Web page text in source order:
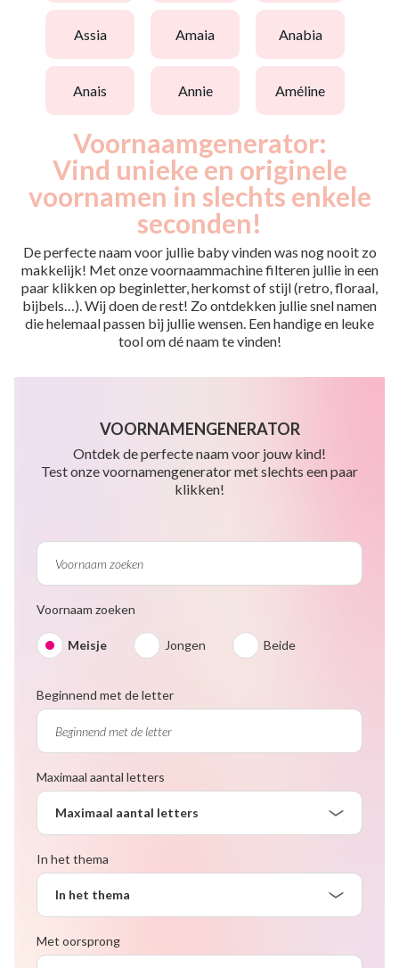
assia amaia anabia
anais annie améline
Voornaamgenerator:
Vind unieke en originele
voornamen in slechts enkele
seconden!
De perfecte naam voor jullie baby vinden was nog nooit zo
makkelijk! Met onze voornaammachine filteren jullie in een
paar klikken op beginletter, herkomst of stijl (retro, floraal,
bijbels…). Wij doen de rest! Zo ontdekken jullie snel namen
die helemaal passen bij jullie wensen. Een handige en leuke
tool om dé naam te vinden!
VOORNAMENGENERATOR
Ontdek de perfecte naam voor jouw kind!
Test onze voornamengenerator met slechts een paar
klikken!
Voornaam zoeken
Meisje Jongen Beide
Beginnend met de letter
Maximaal aantal letters
Maximaal aantal letters
In het thema
In het thema
Met oorsprong